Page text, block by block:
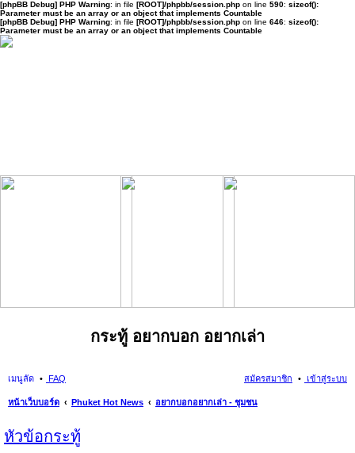
[phpBB Debug] PHP Warning: in file [ROOT]/phpbb/session.php on line 590: sizeof():
Parameter must be an array or an object that implements Countable
[phpBB Debug] PHP Warning: in file [ROOT]/phpbb/session.php on line 646: sizeof():
Parameter must be an array or an object that implements Countable
กระทู้ อยากบอก อยากเล่า
เมนูลัด FAQ เข้าสู่ระบบ
สมัครสมาชิก
หน้าเว็บบอร์ด Phuket Hot News
อยากบอกอยากเล่า - ชุมชน
หัวข้อกระทู้